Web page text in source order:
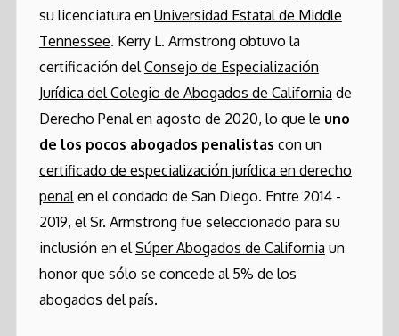
su licenciatura en Universidad Estatal de Middle
Tennessee. Kerry L. Armstrong obtuvo la
certificación delConsejo de Especialización
Jurídica del Colegio de Abogados de California de
Derecho Penal en agosto de 2020, lo que le uno
de los pocos abogados penalistas con un
certificado de especialización jurídica en derecho
penalen el condado de San Diego. Entre 2014 -
2019, el Sr. Armstrong fue seleccionado para su
inclusión en elSúper Abogados de California un
honor que sólo se concede al 5% de los
abogados del país.